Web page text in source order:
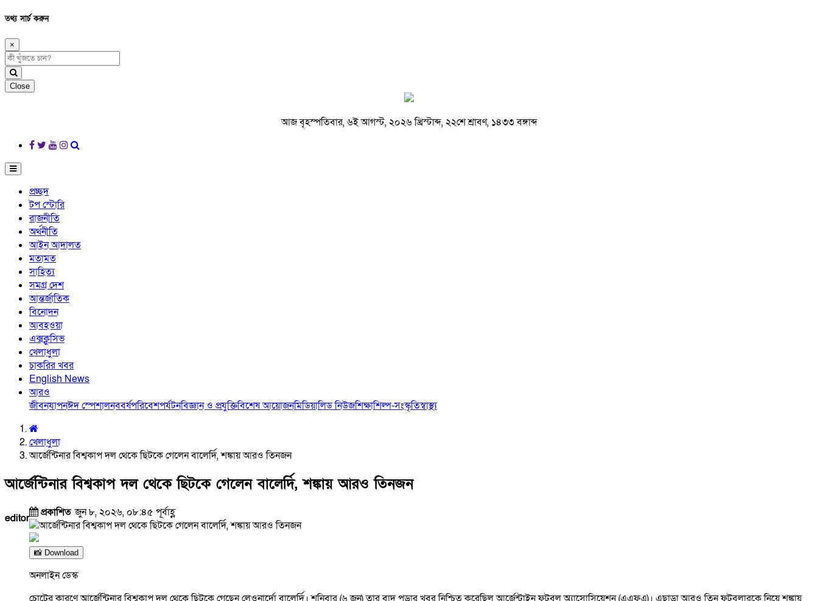
তথ্য সার্চ করুন
×
Close
আজ বৃহস্পতিবার, ৬ই আগস্ট, ২০২৬ খ্রিস্টাব্দ, ২২শে শ্রাবণ, ১৪৩৩ বঙ্গাব্দ
প্রচ্ছদ
টপ স্টোরি
রাজনীতি
অর্থনীতি
আইন আদালত
মতামত
সাহিত্য
সমগ্র দেশ
আন্তর্জাতিক
বিনোদন
আবহওয়া
এক্সক্লুসিভ
খেলাধুলা
চাকরির খবর
English News
আরও
জীবনযাপনঈদ স্পেশালনববর্ষপরিবেশপর্যটনবিজ্ঞান ও প্রযুক্তিবিশেষ আয়োজনমিডিয়ালিড নিউজশিক্ষাশিল্প-সংস্কৃতিস্বাস্থ্য
খেলাধুলা
আর্জেন্টিনার বিশ্বকাপ দল থেকে ছিটকে গেলেন বালের্দি, শঙ্কায় আরও তিনজন
আর্জেন্টিনার বিশ্বকাপ দল থেকে ছিটকে গেলেন বালের্দি, শঙ্কায় আরও তিনজন
editor প্রকাশিতজুন ৮, ২০২৬, ০৮:৪৫ পূর্বাহ্ণ
📸 Download
অনলাইন ডেস্ক